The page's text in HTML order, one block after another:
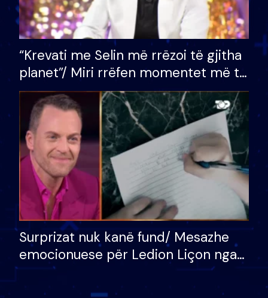
“Krevati me Selin më rrëzoi të gjitha
planet”/ Miri rrëfen momentet më të
bukura në shtëpinë e BB VIP: Do më
mungojë zilja e mëngjesit kur…
Surprizat nuk kanë fund/ Mesazhe
emocionuese për Ledion Liçon nga
nëna dhe fëmijët e tij, moderatori
nuk i mban dot lotët: Nuk meritoj…